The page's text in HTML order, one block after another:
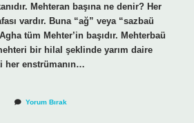
Mehteran başına ne denir? Her
vardır. Buna “ağ” veya “sazbaü
tüm Mehter’in başıdır. Mehterbaü
bir hilal şeklinde yarım daire
her enstrümanın…
Yorum Bırak